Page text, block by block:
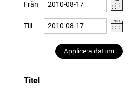
Från
Till
Applicera datum
Titel